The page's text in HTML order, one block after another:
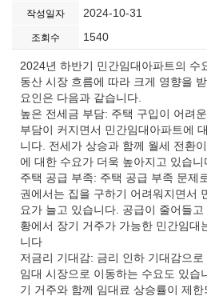
작성일자 2024-10-31
조회수 1540
2024년 하반기 민간임대아파트의 수
동산 시장 흐름에 따라 크게 영향을
요인은 다음과 같습니다.
높은 전세금 부담: 주택 구입이 어려
부담이 커지면서 민간임대아파트에
니다. 전세가 상승과 함께 월세 전환
에 대한 수요가 더욱 높아지고 있습니
주택 공급 부족: 주택 공급 부족 문제
권에서는 집을 구하기 어려워지면서
요가 늘고 있습니다. 공급이 줄어들
황에서 장기 거주가 가능한 민간임대
니다​
저금리 기대감: 금리 인하 기대감으
임대 시장으로 이동하는 수요도 있습
기 거주와 함께 임대료 상승률이 제